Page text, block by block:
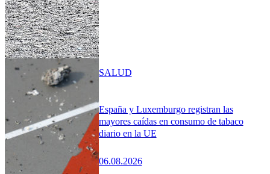
España y Luxemburgo registran las
mayores caídas en consumo de tabaco
diario en la UE
06.08.2026
SALUD